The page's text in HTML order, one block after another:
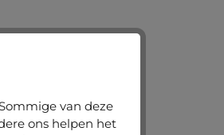
van deze
ons helpen het